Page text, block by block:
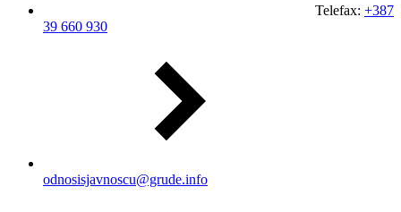
Telefax: +387
39 660 930
odnosisjavnoscu@grude.info